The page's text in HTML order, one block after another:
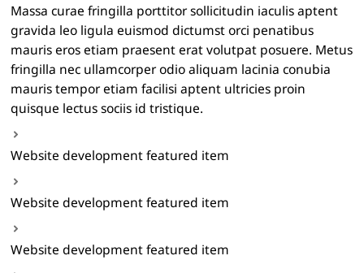
Massa curae fringilla porttitor sollicitudin iaculis aptent
gravida leo ligula euismod dictumst orci penatibus
mauris eros etiam praesent erat volutpat posuere. Metus
fringilla nec ullamcorper odio aliquam lacinia conubia
mauris tempor etiam facilisi aptent ultricies proin
quisque lectus sociis id tristique.
Website development featured item
Website development featured item
Website development featured item